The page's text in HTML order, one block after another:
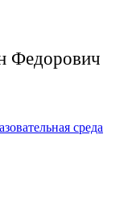
Федорович
среда